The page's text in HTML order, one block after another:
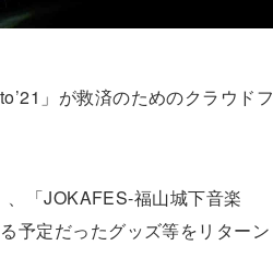
」が救済のためのクラウドフ
「JOKAFES-福山城下音楽
予定だったグッズ等をリターン